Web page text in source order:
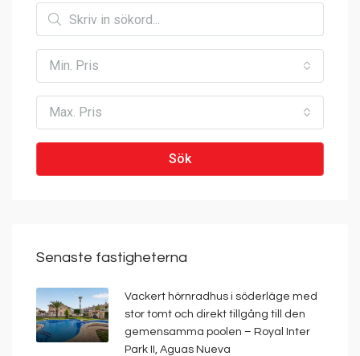
Min. Pris
Max. Pris
Sök
Senaste fastigheterna
Vackert hörnradhus i söderläge med
stor tomt och direkt tillgång till den
gemensamma poolen – Royal Inter
Park II, Aguas Nueva